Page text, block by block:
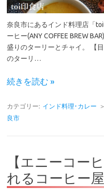
奈良市にあるインド料理店「
ーヒー(ANY COFFEE BREW
盛りのターリーとチャイ。 【
のターリ…
続きを読む »
カテゴリー: インド料理･カレー ＞
良市
【エニーコー
れるコーヒー